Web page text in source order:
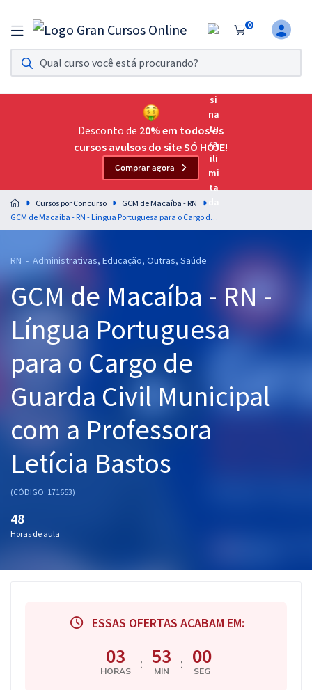
0
Assinatura Ilimitada 11
Acesso a todos os cursos. Teste grátis por 7 dias!
Assinatura OAB Até Passar
Acesso ilimitado a toda preparação para o Exame da
Residências Multiprofissionais
Preparação completa e intensiva para as principais
residências em saúde do Brasil
Cursos 20% OFF
Pós
OAB
Questões grátis
Aprovados
Desconto de 20% em todos os
cursos avulsos do site SÓ HOJE!
Comprar agora
Cursos por Concurso
GCM de Macaíba - RN
GCM de Macaíba - RN - Língua Portuguesa para o Cargo de Guarda Civil Municipal com a Professora Letícia Bastos
RN - Administrativas, Educação, Outras, Saúde
GCM de Macaíba - RN -
Língua Portuguesa
para o Cargo de
Guarda Civil Municipal
com a Professora
Letícia Bastos
(CÓDIGO: 171653)
48
Horas de aula
ESSAS OFERTAS ACABAM EM:
03
HORAS : 53
MIN : 00
SEG